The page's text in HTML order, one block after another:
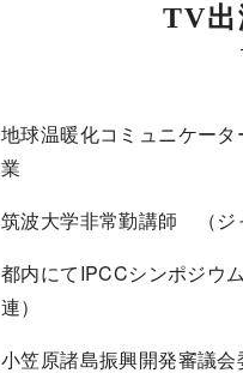
TV出
地球温暖化コミュニケー
業
筑波大学非常勤講師 （ジ
都内にてIPCCシンポジウ
連）
小笠原諸島振興開発審議会